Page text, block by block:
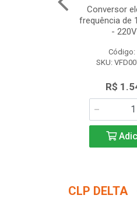
Conversor
frequência de
-
Código:
SKU:
R$
CLP DELTA